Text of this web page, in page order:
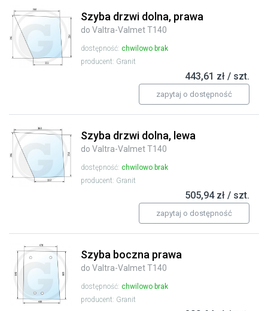
Szyba drzwi dolna, prawa
do Valtra-Valmet T140
dostępność: chwilowo brak
producent: Granit
443,61 zł / szt.
zapytaj o dostępność
Szyba drzwi dolna, lewa
do Valtra-Valmet T140
dostępność: chwilowo brak
producent: Granit
505,94 zł / szt.
zapytaj o dostępność
Szyba boczna prawa
do Valtra-Valmet T140
dostępność: chwilowo brak
producent: Granit